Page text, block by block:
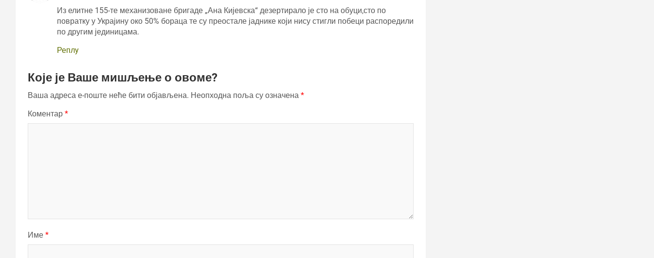
Из елитне 155-те механизоване бригаде „Ана Кијевска“ дезертирало је сто на обуци,сто по
повратку у Украјину око 50% бораца те су преостале јаднике који нису стигли побеци распоредили
по другим јединицама.
Реплy
Које је Ваше мишљење о овоме?
Ваша адреса е-поште неће бити објављена. Неопходна поља су означена *
Коментар *
Име *